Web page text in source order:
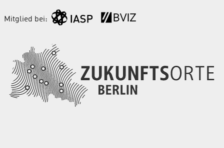
Mitglied bei: